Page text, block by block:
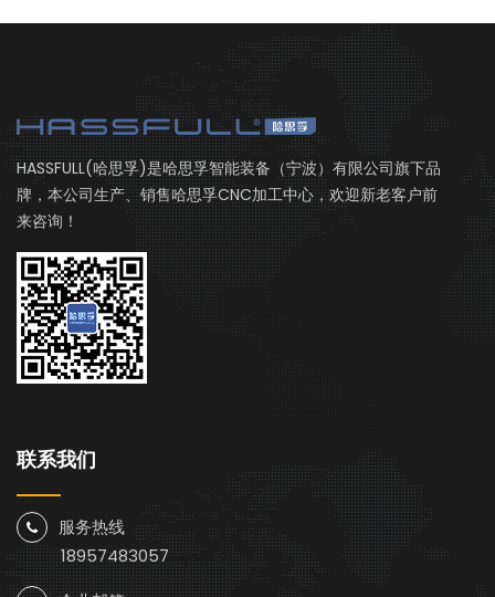
HASSFULL(哈思孚)是哈思孚智能装备（宁波）有限公司旗下品
牌，本公司生产、销售哈思孚CNC加工中心，欢迎新老客户前
来咨询！
联系我们
服务热线
18957483057